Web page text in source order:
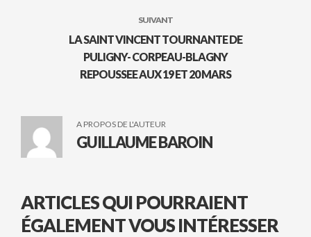
SUIVANT
LA SAINT VINCENT TOURNANTE DE
PULIGNY- CORPEAU-BLAGNY
REPOUSSEE AUX 19 ET 20 MARS
A PROPOS DE L'AUTEUR
GUILLAUME BAROIN
ARTICLES QUI POURRAIENT
ÉGALEMENT VOUS INTÉRESSER